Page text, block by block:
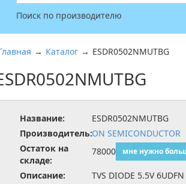
Поиск по производителю
→ Каталог → ESDR0502NMUTBG
Название:
ESDR0502NMUTBG
Производитель:ON SEMICONDUCTOR
Остаток на
складе:
78000 мне нужно
Описание:
TVS DIODE 5.5V 6UDFN